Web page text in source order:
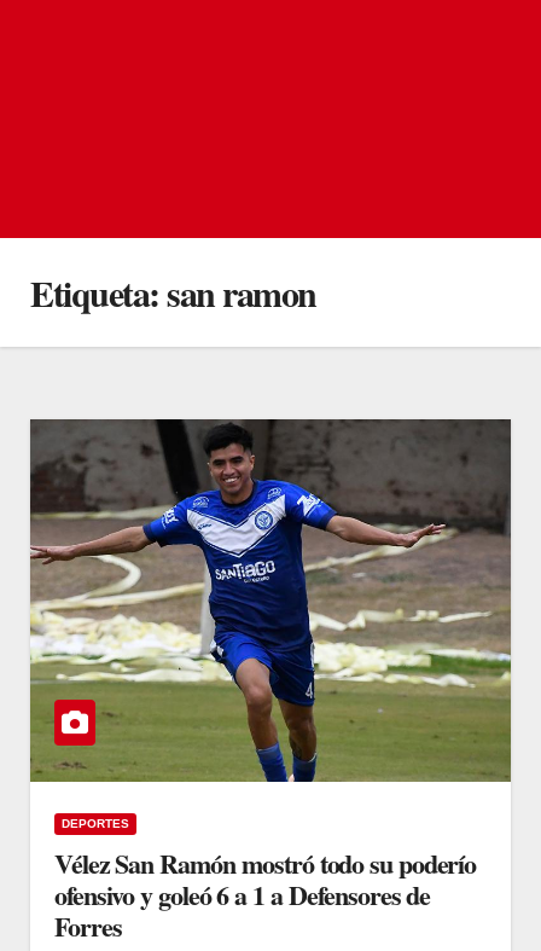
Etiqueta:san ramon
DEPORTES
Vélez San Ramón mostró todo su poderío
ofensivo y goleó 6 a 1 a Defensores de
Forres